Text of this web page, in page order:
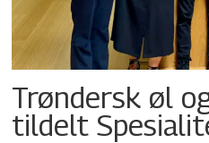
Trøndersk øl
tildelt